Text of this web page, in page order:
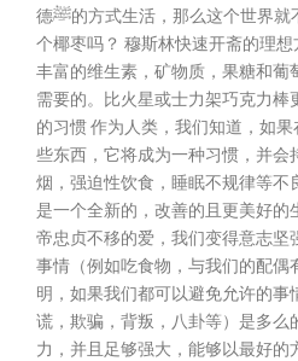
德ﷺ的方式生活，那么这个世界就不会有肥胖存在。 有谁要来
个椰枣吗？ 穆斯林快速开斋的理
丰富的维生素，矿物质，果糖和葡
需要的。比火星或士力架巧克力棒
的习惯 作为人类，我们知道，如
些东西，它将成为一种习惯，并会
烟，强迫性饮食，睡眠不规律等不
是一个全新的，改善的且更美好的
帝忠贞不移的爱，我们变得意志坚
事情（例如吃食物，与我们的配偶
明，如果我们都可以避免允许的
谎，欺骗，背叛，八卦等）是多么
力，并且足够强大，能够以最好的